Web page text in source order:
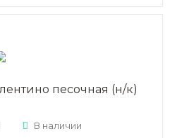
песочная (н/к)
В наличии